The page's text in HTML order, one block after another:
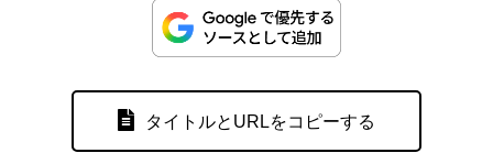
タイトルとURLをコピーする